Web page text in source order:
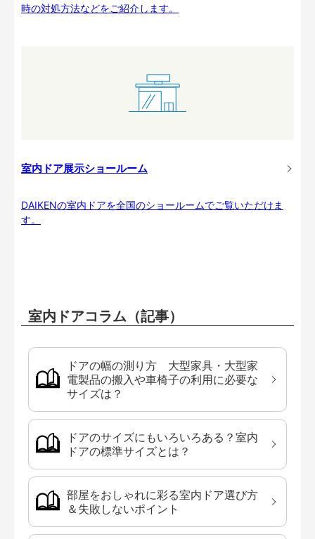
時の対処方法などをご紹介します。
室内ドア展示ショールーム
DAIKENの室内ドアを全国のショールームでご覧いただけま
す。
室内ドアコラム（記事）
ドアの幅の測り方 大型家具・大型家
電製品の搬入や車椅子の利用に必要な
サイズは？
ドアのサイズにもいろいろある？室内
ドアの標準サイズとは？
部屋をおしゃれに彩る室内ドア選び方
＆失敗しないポイント